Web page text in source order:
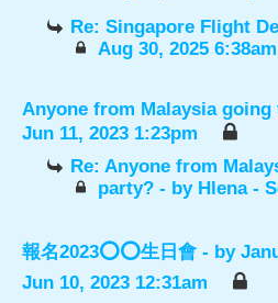
Re: Singapore Flight
Aug 30, 2025 6:38am
Anyone from Malaysia
Jun 11, 2023 1:23pm
Re: Anyone from
party? - by Hlena-
報名2023⭕️⭕️生日會 - by
Jun 10, 2023 12:31am